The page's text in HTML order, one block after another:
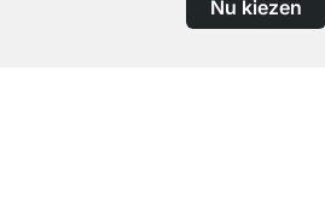
Nu kiezen